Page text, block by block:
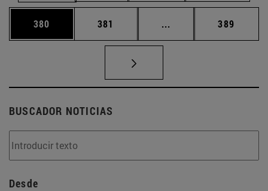
Página
380 Página
381 ... Páginas intermedias
Página
389
BUSCADOR NOTICIAS
Desde